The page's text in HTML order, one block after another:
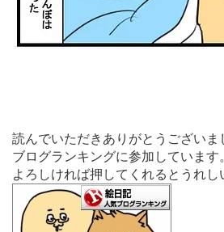
読んでいただきありがとうございま
ブログランキングに参加しています。
よろしければ押してくれるとうれし